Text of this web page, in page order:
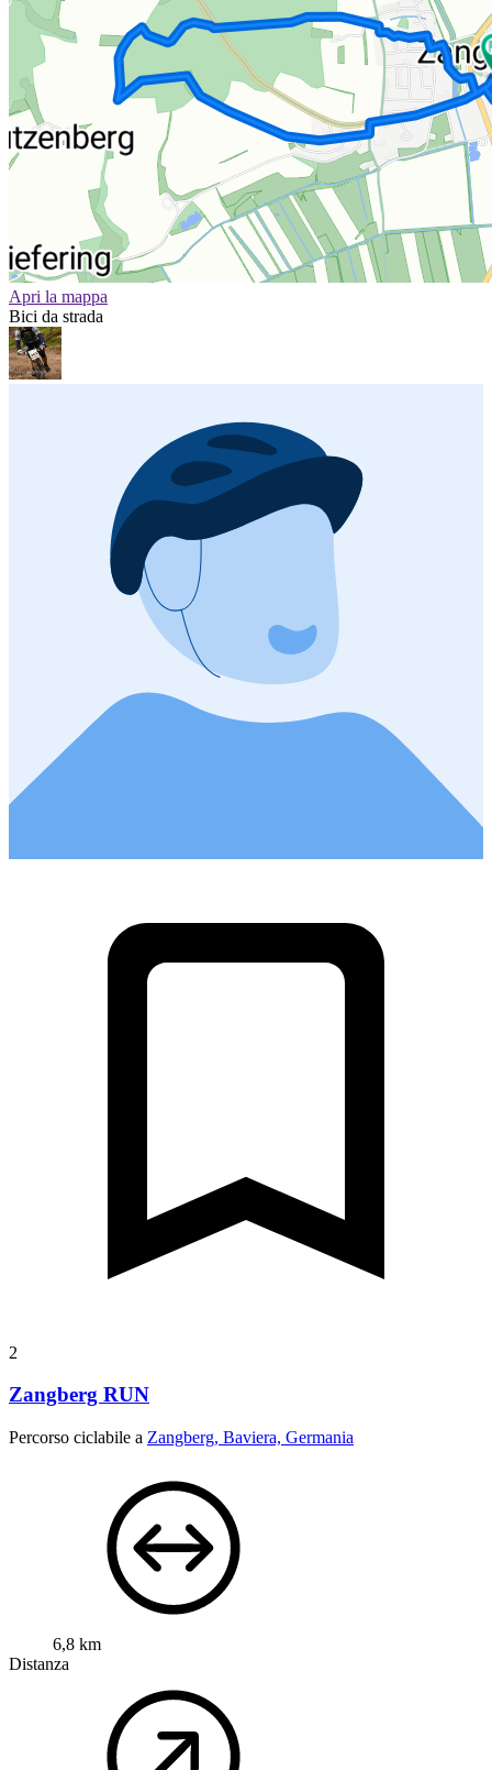
Apri la mappa
Bici da strada
2
Zangberg RUN
Percorso ciclabile a Zangberg, Baviera, Germania
6,8 km
Distanza